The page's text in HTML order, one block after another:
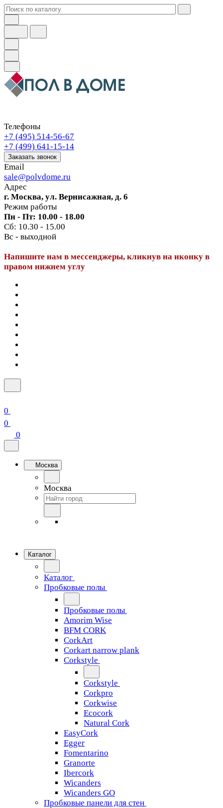
Телефоны
+7 (495) 514-56-67
+7 (499) 641-15-14
Заказать звонок
Email
sale@polvdome.ru
Адрес
г. Москва, ул. Вернисажная, д. 6
Режим работы
Пн - Пт: 10.00 - 18.00
Сб: 10.30 - 15.00
Вс - выходной
Напишите нам в мессенджеры, кликнув на иконку в
правом нижнем углу
0
0
0
Москва
Москва
Каталог
Каталог
Пробковые полы
Пробковые полы
Amorim Wise
BFM CORK
CorkArt
Corkart narrow plank
Corkstyle
Corkstyle
Corkpro
Corkwise
Ecocork
Natural Cork
EasyCork
Egger
Fomentarino
Granorte
Ibercork
Wicanders
Wicanders GO
Пробковые панели для стен